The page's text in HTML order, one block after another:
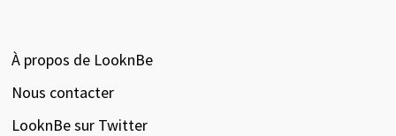
À propos de LooknBe
Nous contacter
LooknBe sur Twitter